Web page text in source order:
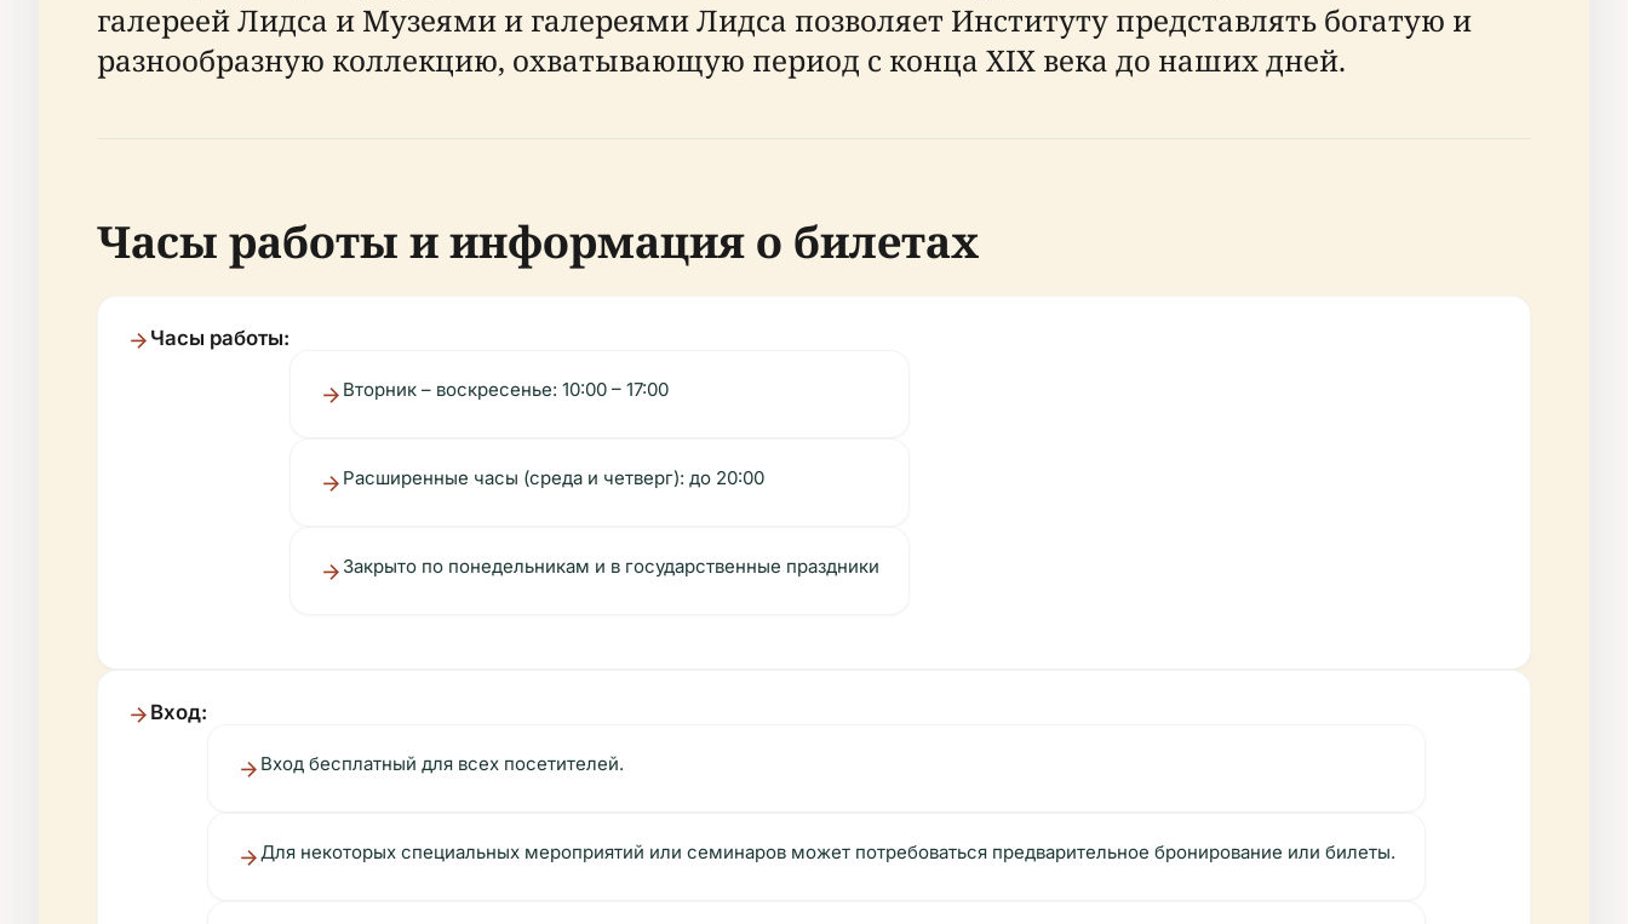
галереей Лидса и Музеями и галереями Лидса позволяет Институту представлять богатую и
разнообразную коллекцию, охватывающую период с конца XIX века до наших дней.
Часы работы и информация о билетах
Часы работы:
Вторник – воскресенье: 10:00 – 17:00
Расширенные часы (среда и четверг): до 20:00
Закрыто по понедельникам и в государственные праздники
Вход:
Вход бесплатный для всех посетителей.
Для некоторых специальных мероприятий или семинаров может потребоваться предварительное бронирование или билеты.